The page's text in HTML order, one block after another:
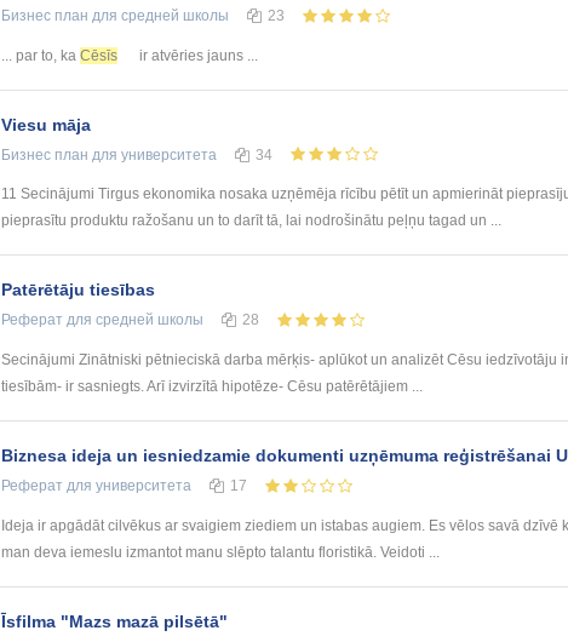
Бизнес план для средней школы 23
... par to, ka Cēsīs ir atvēries jauns ...
Viesu māja
Бизнес план для университета 34
11 Secinājumi Tirgus ekonomika nosaka uzņēmēja rīcību pētīt un apmierināt
pieprasītu produktu ražošanu un to darīt tā, lai nodrošinātu peļņu tagad un ...
Patērētāju tiesības
Реферат для средней школы 28
Secinājumi Zinātniski pētnieciskā darba mērķis- aplūkot un analizēt Cēsu iedzīvotāju
tiesībām- ir sasniegts. Arī izvirzītā hipotēze- Cēsu patērētājiem ...
Biznesa ideja un iesniedzamie dokumenti uzņēmuma reģistrēšanai
Реферат для университета 17
Ideja ir apgādāt cilvēkus ar svaigiem ziediem un istabas augiem. Es vēlos savā dzīvē
man deva iemeslu izmantot manu slēpto talantu floristikā. Veidoti ...
Īsfilma "Mazs mazā pilsētā"